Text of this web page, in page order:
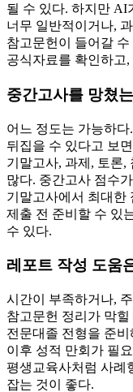
될 수 있다. 하지만 AI
너무 일반적이거나,
참고문헌이 들어갈
공식자료를 확인하고
중간고사를 망쳤
어느 정도는 가능하
뒤집을 수 있다고 보
기말고사, 과제, 토론,
많다. 중간고사 점수
기말고사에서 최대한
제출 전 준비할 수 있
수 있다.
레포트 작성 도움
시간이 부족하거나,
참고문헌 정리가 막
전문대졸 전형을 준
이후 성적 만회가 필
평생교육사처럼 사례
잡는 것이 좋다.